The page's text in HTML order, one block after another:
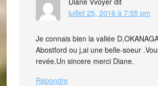
juillet 25, 2016 à 7:55 pm
Je connais bien la vallée
Abostford ou j,ai une belle-soeur
revée.Un sincere merci Diane.
Répondre